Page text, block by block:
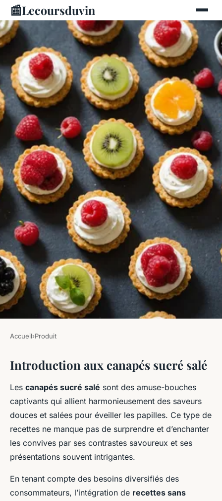
📰Lecoursduvin
Des canapés sucré salé pour
les intolérants au lactose
admin•7 novembre 2024•6 min de lecture
Accueil›Produit
Introduction aux canapés sucré salé
Les canapés sucré salé sont des amuse-bouches
captivants qui allient harmonieusement des saveurs
douces et salées pour éveiller les papilles. Ce type de
recettes ne manque pas de surprendre et d’enchanter
les convives par ses contrastes savoureux et ses
présentations souvent intrigantes.
En tenant compte des besoins diversifiés des
consommateurs, l’intégration de recettes sans